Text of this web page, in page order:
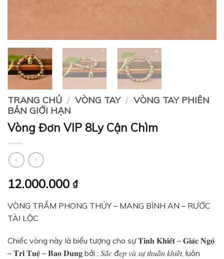
TRANG CHỦ / VÒNG TAY / VÒNG TAY PHIÊN
BẢN GIỚI HẠN
Vòng Đơn VIP 8Ly Cận Chìm
12.000.000 ₫
VÒNG TRẦM PHONG THỦY – MANG BÌNH AN – RƯỚC
TÀI LỘC
Chiếc vòng này là biểu tượng cho sự 𝐓𝐢𝐧𝐡 𝐊𝐡𝐢𝐞̂́𝐭 – 𝐆𝐢𝐚́𝐜 𝐍𝐠𝐨̣̂
– 𝐓𝐫𝐢́ 𝐓𝐮𝐞̣̂ – 𝐁𝐚𝐨 𝐃𝐮𝐧𝐠 bởi : 𝑆𝑎̆́𝑐 đ𝑒̣𝑝 𝑣𝑎̀ 𝑠𝑢̛̣ 𝑡ℎ𝑢𝑎̂̀𝑛 𝑘ℎ𝑖𝑒̂́𝑡, luôn